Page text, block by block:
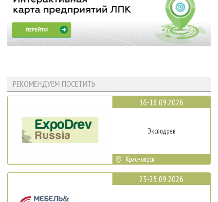
РЕКОМЕНДУЕМ ПОСЕТИТЬ
16-18.09.2026
Эксподрев
Красноярск
23-25.09.2026